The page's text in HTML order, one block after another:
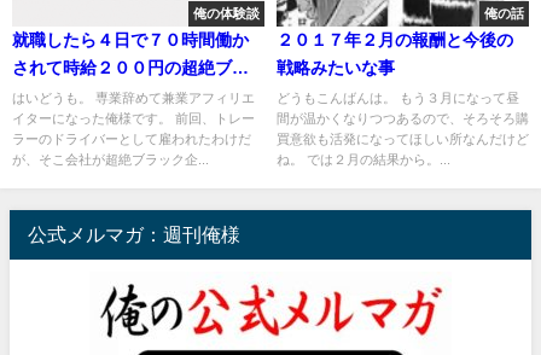
俺の体験談
就職したら４日で７０時間働か
されて時給２００円の超絶ブラ
ック企業だった件
はいどうも。 専業辞めて兼業アフィリエ
イターになった俺様です。 前回、トレー
ラーのドライバーとして雇われたわけだ
が、そこ会社が超絶ブラック企...
俺の話
２０１７年２月の報酬と今後の
戦略みたいな事
どうもこんばんは。 もう３月になって昼
間が温かくなりつつあるので、そろそろ購
買意欲も活発になってほしい所なんだけど
ね。 では２月の結果から。...
公式メルマガ：週刊俺様